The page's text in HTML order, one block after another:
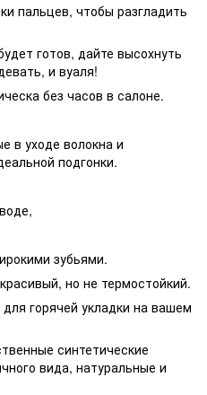
пальцев, чтобы разгладить
готов, дайте высохнуть
и вуаля!
без часов в салоне.
в уходе волокна и
подгонки.
зубьями.
но не термостойкий.
горячей укладки на вашем
синтетические
вида, натуральные и